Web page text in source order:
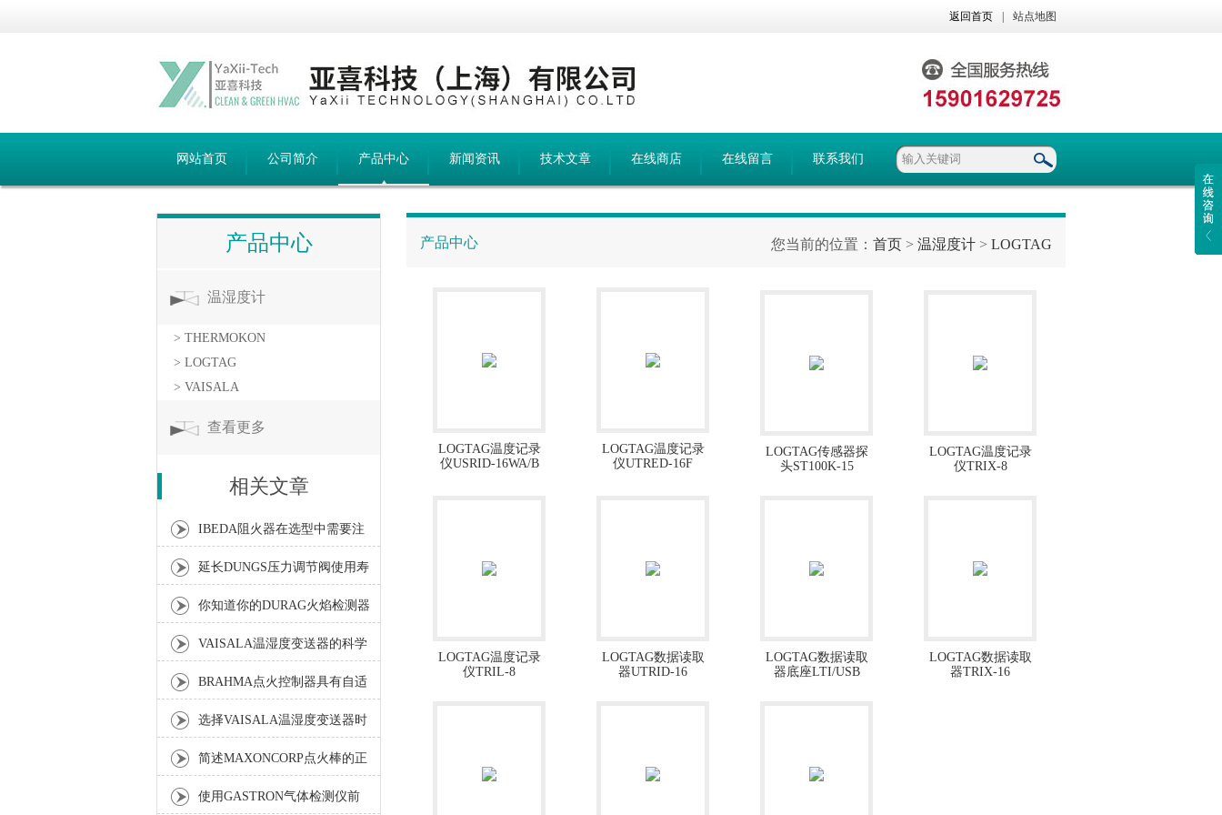
返回首页 站点地图
网站首页 公司简介 产品中心 新闻资讯 技术文章 在线商店 在线留言 联系我们
产品中心
温湿度计
> THERMOKON
> LOGTAG
> VAISALA
查看更多
相关文章
IBEDA阻火器在选型中需要注
意的要点
延长DUNGS压力调节阀使用寿
命的方法分享
你知道你的DURAG火焰检测器
属于哪一类型吗？
VAISALA温湿度变送器的科学
安装步骤介绍
BRAHMA点火控制器具有自适
应学习功能
选择VAISALA温湿度变送器时
需要注意以下要点
简述MAXONCORP点火棒的正
确使用方法及应注意事项
使用GASTRON气体检测仪前
产品中心 您当前的位置： 首页 > 温湿度计 > LOGTAG
LOGTAG温度记录
仪USRID-16WA/B
LOGTAG温度记录
仪UTRED-16F
LOGTAG传感器探
头ST100K-15
LOGTAG温度记录
仪TRIX-8
LOGTAG温度记录
仪TRIL-8
LOGTAG数据读取
器UTRID-16
LOGTAG数据读取
器底座LTI/USB
LOGTAG数据读取
器TRIX-16